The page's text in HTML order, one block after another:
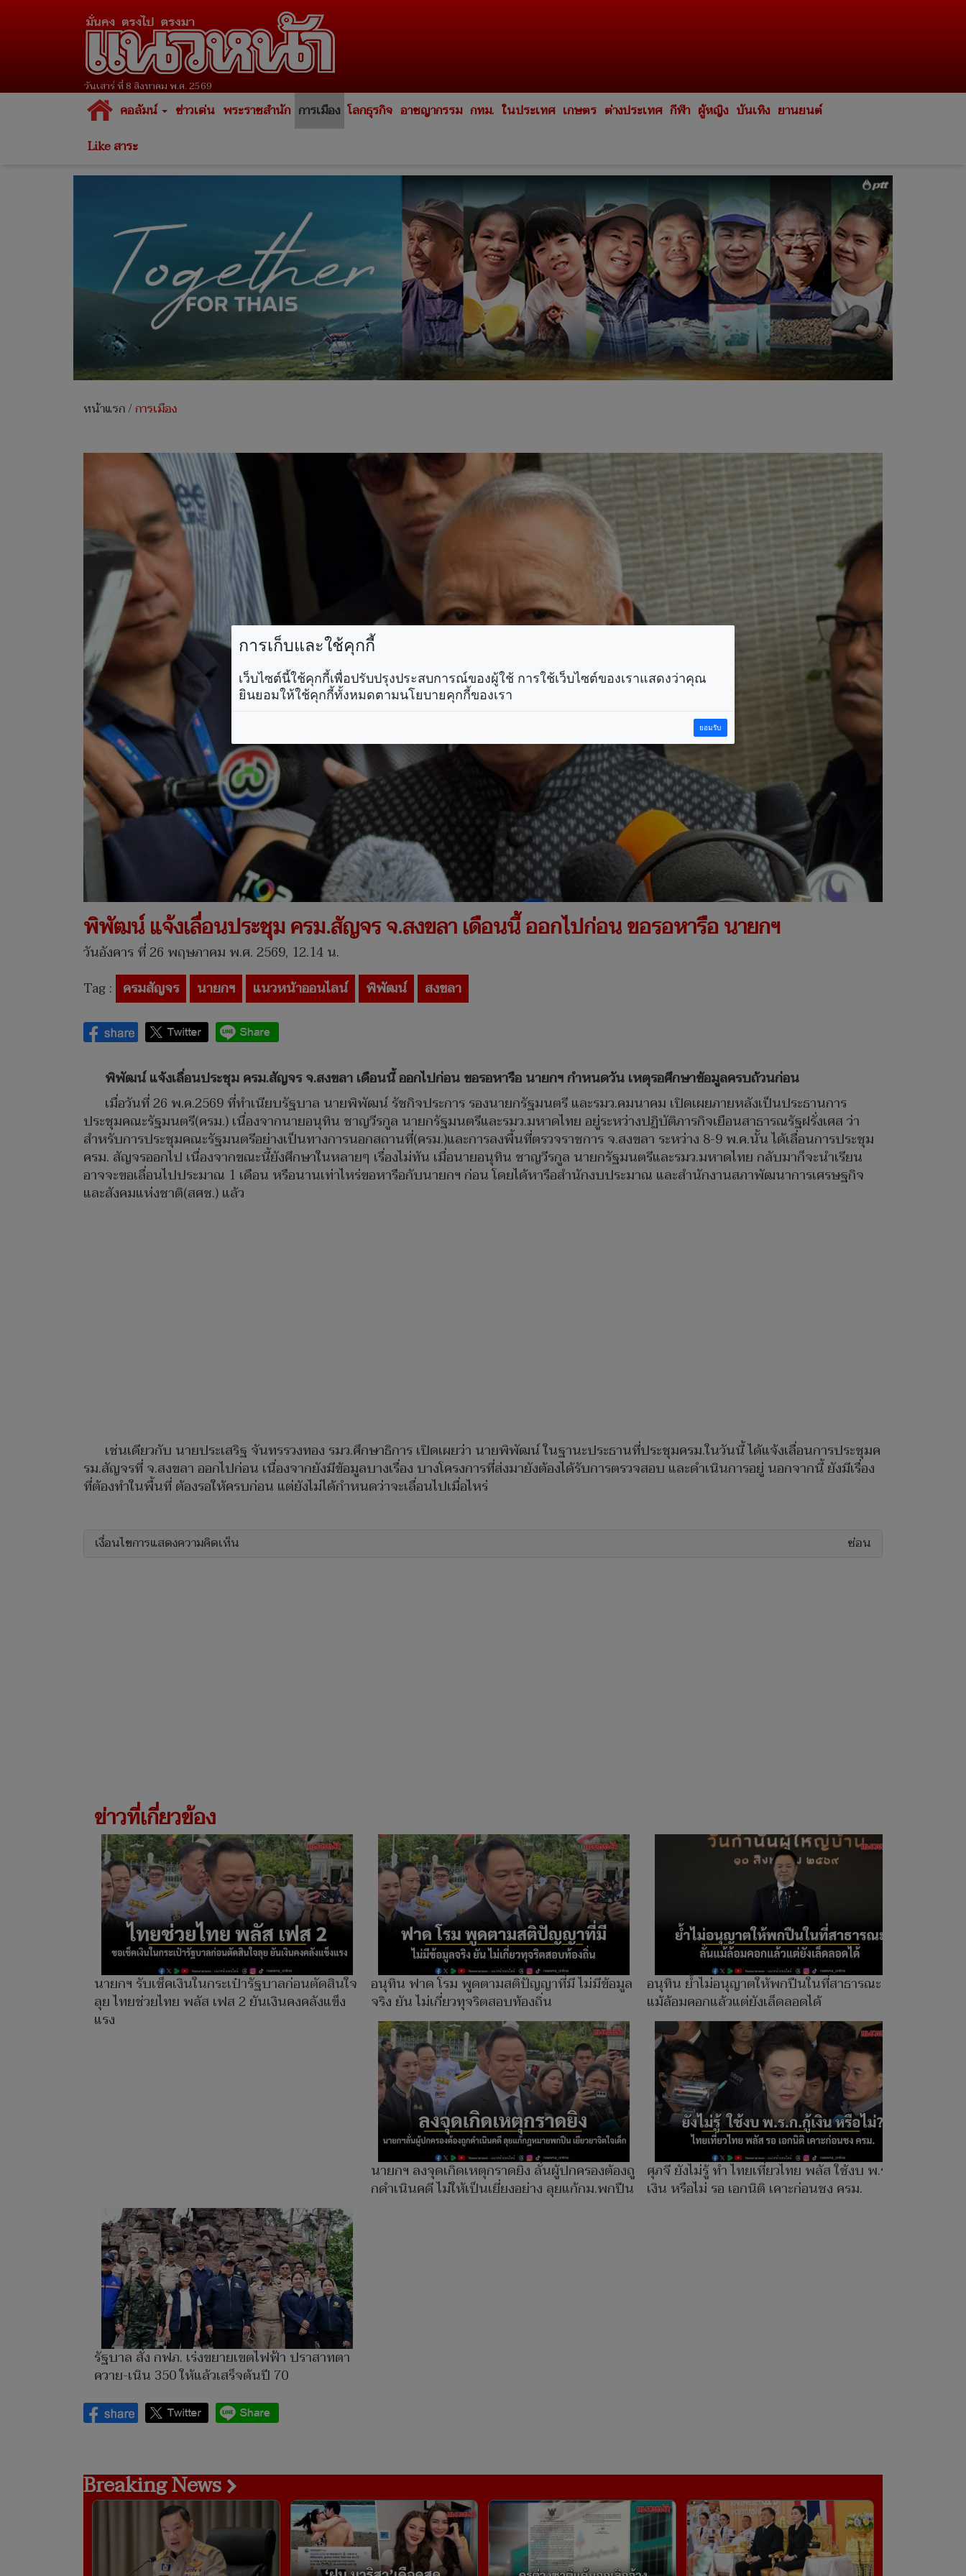
วันเสาร์ ที่ 8 สิงหาคม พ.ศ. 2569
คอลัมน์ ข่าวเด่น พระราชสำนัก การเมือง โลกธุรกิจ อาชญากรรม กทม. ในประเทศ เกษตร ต่างประเทศ กีฬา ผู้หญิง บันเทิง ยานยนต์
Like สาระ
หน้าแรก/การเมือง
พิพัฒน์ แจ้งเลื่อนประชุม ครม.สัญจร จ.สงขลา เดือนนี้ ออกไปก่อน ขอรอหารือ นายกฯ
วันอังคาร ที่ 26 พฤษภาคม พ.ศ. 2569, 12.14 น.
Tag : ครมสัญจร นายกฯ แนวหน้าออนไลน์ พิพัฒน์ สงขลา
พิพัฒน์ แจ้งเลื่อนประชุม ครม.สัญจร จ.สงขลา เดือนนี้ ออกไปก่อน ขอรอหารือ นายกฯ กำหนดวัน เหตุรอศึกษาข้อมูลครบถ้วนก่อน
เมื่อวันที่ 26 พ.ค.2569 ที่ทำเนียบรัฐบาล นายพิพัฒน์ รัชกิจประการ รองนายกรัฐมนตรี และรมว.คมนาคม เปิดเผยภายหลังเป็นประธานการ
ประชุมคณะรัฐมนตรี(ครม.) เนื่องจากนายอนุทิน ชาญวีรกูล นายกรัฐมนตรีและรมว.มหาดไทย อยู่ระหว่างปฏิบัติภารกิจเยือนสาธารณรัฐฝรั่งเศส ว่า
สำหรับการประชุมคณะรัฐมนตรีอย่างเป็นทางการนอกสถานที่(ครม.)และการลงพื้นที่ตรวจราชการ จ.สงขลา ระหว่าง 8-9 พ.ค.นั้น ได้เลื่อนการประชุม
ครม. สัญจรออกไป เนื่องจากขณะนี้ยังศึกษาในหลายๆ เรื่องไม่ทัน เมื่อนายอนุทิน ชาญวีรกูล นายกรัฐมนตรีและรมว.มหาดไทย กลับมาก็จะนำเรียน
อาจจะขอเลื่อนไปประมาณ 1 เดือน หรือนานเท่าไหร่ขอหารือกับนายกฯ ก่อน โดยได้หารือสำนักงบประมาณ และสำนักงานสภาพัฒนาการเศรษฐกิจ
และสังคมแห่งชาติ(สศช.) แล้ว
เช่นเดียวกับ นายประเสริฐ จันทรรวงทอง รมว.ศึกษาธิการ เปิดเผยว่า นายพิพัฒน์ ในฐานะประธานที่ประชุมครม.ในวันนี้ ได้แจ้งเลื่อนการประชุมค
รม.สัญจรที่ จ.สงขลา ออกไปก่อน เนื่องจากยังมีข้อมูลบางเรื่อง บางโครงการที่ส่งมายังต้องได้รับการตรวจสอบ และดำเนินการอยู่ นอกจากนี้ ยังมีเรื่อง
ที่ต้องทำในพื้นที่ ต้องรอให้ครบก่อน แต่ยังไม่ได้กำหนดว่าจะเลื่อนไปเมื่อไหร่
เงื่อนไขการแสดงความคิดเห็น ซ่อน
ข่าวที่เกี่ยวข้อง
นายกฯ รับเช็คเงินในกระเป๋ารัฐบาลก่อนตัดสินใจ
ลุย ไทยช่วยไทย พลัส เฟส 2 ยันเงินคงคลังแข็ง
แรง
อนุทิน ฟาด โรม พูดตามสติปัญญาที่มี ไม่มีข้อมูล
จริง ยัน ไม่เกี่ยวทุจริตสอบท้องถิ่น
อนุทิน ย้ำไม่อนุญาตให้พกปืนในที่สาธารณะ ลั่น
แม้ล้อมคอกแล้วแต่ยังเล็ดลอดได้
นายกฯ ลงจุดเกิดเหตุกราดยิง ลั่นผู้ปกครองต้องถู
กดําเนินคดี ไม่ให้เป็นเยี่ยงอย่าง ลุยแก้กม.พกปืน
ศุภจี ยังไม่รู้ ทำ ไทยเที่ยวไทย พลัส ใช้งบ พ.ร.ก.กู้
เงิน หรือไม่ รอ เอกนิติ เคาะก่อนชง ครม.
รัฐบาล สั่ง กฟภ. เร่งขยายเขตไฟฟ้า ปราสาทตา
ควาย-เนิน 350 ให้แล้วเสร็จต้นปี 70
Breaking News
การเก็บและใช้คุกกี้
เว็บไซต์นี้ใช้คุกกี้เพื่อปรับปรุงประสบการณ์ของผู้ใช้ การใช้เว็บไซต์ของเราแสดงว่าคุณ
ยินยอมให้ใช้คุกกี้ทั้งหมดตามนโยบายคุกกี้ของเรา
ยอมรับ